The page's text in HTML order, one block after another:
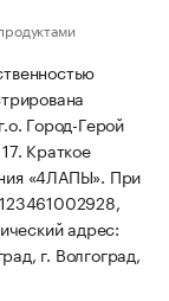
Город-Герой
Краткое
«4ЛАПЫ». При
адрес:
г. Волгоград,